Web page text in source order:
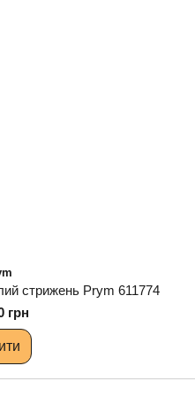
стрижень Prym 611774
грн